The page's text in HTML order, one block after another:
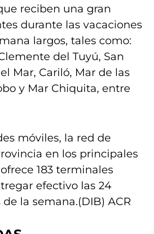
reciben una gran
durante las vacaciones
largos, tales como:
del Tuyú, San
Mar, Cariló, Mar de las
y Mar Chiquita, entre
móviles, la red de
en los principales
183 terminales
efectivo las 24
la semana.(DIB) ACR